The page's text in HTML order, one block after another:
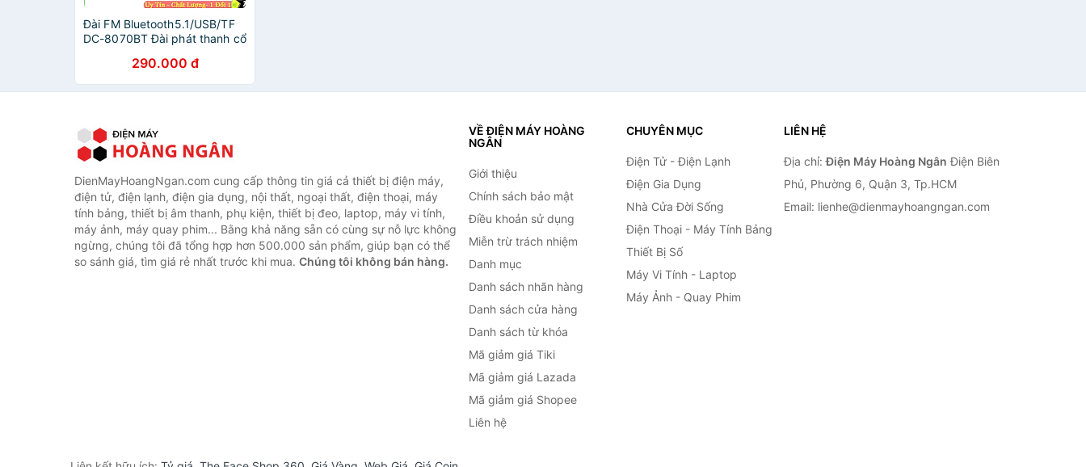
Đài FM Bluetooth5.1/USB/TF
DC-8070BT Đài phát thanh cổ
băng tần với USB Sd Tf Mp3
Radio vân gỗ-Hàng Chính
Hãng
290.000 đ
DienMayHoangNgan.com cung cấp thông tin giá cả thiết bị điện máy,
điện tử, điện lạnh, điện gia dụng, nội thất, ngoại thất, điện thoại, máy
tính bảng, thiết bị âm thanh, phụ kiện, thiết bị đeo, laptop, máy vi tính,
máy ảnh, máy quay phim... Bằng khả năng sẵn có cùng sự nỗ lực không
ngừng, chúng tôi đã tổng hợp hơn 500.000 sản phẩm, giúp bạn có thể
so sánh giá, tìm giá rẻ nhất trước khi mua. Chúng tôi không bán hàng.
VỀ ĐIỆN MÁY HOÀNG
NGÂN
Giới thiệu
Chính sách bảo mật
Điều khoản sử dụng
Miễn trừ trách nhiệm
Danh mục
Danh sách nhãn hàng
Danh sách cửa hàng
Danh sách từ khóa
Mã giảm giá Tiki
Mã giảm giá Lazada
Mã giảm giá Shopee
Liên hệ
CHUYÊN MỤC
Điện Tử - Điện Lạnh
Điện Gia Dụng
Nhà Cửa Đời Sống
Điện Thoại - Máy Tính Bảng
Thiết Bị Số
Máy Vi Tính - Laptop
Máy Ảnh - Quay Phim
LIÊN HỆ
Địa chỉ:Điện Máy Hoàng Ngân Điện Biên
Phủ, Phường 6, Quận 3, Tp.HCM
Email: lienhe@dienmayhoangngan.com